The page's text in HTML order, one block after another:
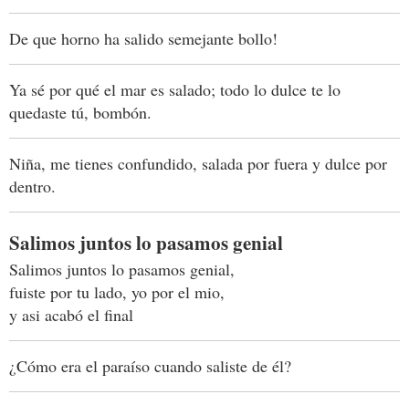
De que horno ha salido semejante bollo!
Ya sé por qué el mar es salado; todo lo dulce te lo
quedaste tú, bombón.
Niña, me tienes confundido, salada por fuera y dulce por
dentro.
Salimos juntos lo pasamos genial
Salimos juntos lo pasamos genial,
fuiste por tu lado, yo por el mio,
y asi acabó el final
¿Cómo era el paraíso cuando saliste de él?